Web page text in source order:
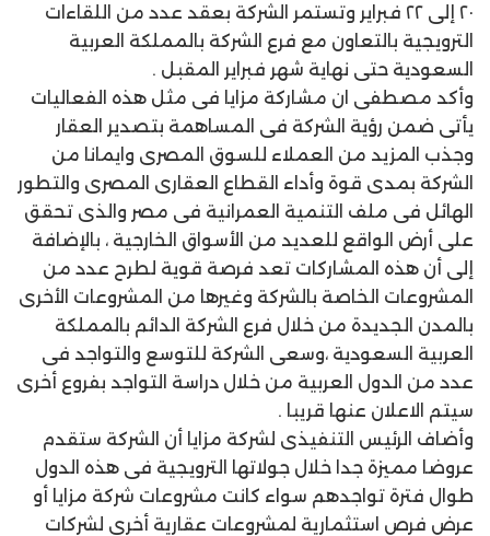
٢٠ إلى ٢٢ فبراير وتستمر الشركة بعقد عدد من اللقاءات
الترويجية بالتعاون مع فرع الشركة بالمملكة العربية
السعودية حتى نهاية شهر فبراير المقبل .
وأكد مصطفى ان مشاركة مزايا فى مثل هذه الفعاليات
يأتى ضمن رؤية الشركة فى المساهمة بتصدير العقار
وجذب المزيد من العملاء للسوق المصرى وايمانا من
الشركة بمدى قوة وأداء القطاع العقارى المصرى والتطور
الهائل فى ملف التنمية العمرانية فى مصر والذى تحقق
على أرض الواقع للعديد من الأسواق الخارجية ، بالإضافة
إلى أن هذه المشاركات تعد فرصة قوية لطرح عدد من
المشروعات الخاصة بالشركة وغيرها من المشروعات الأخرى
بالمدن الجديدة من خلال فرع الشركة الدائم بالمملكة
العربية السعودية ،وسعى الشركة للتوسع والتواجد فى
عدد من الدول العربية من خلال دراسة التواجد بفروع أخرى
سيتم الاعلان عنها قريبا .
وأضاف الرئيس التنفيذى لشركة مزايا أن الشركة ستقدم
عروضا مميزة جدا خلال جولاتها الترويجية فى هذه الدول
طوال فترة تواجدهم سواء كانت مشروعات شركة مزايا أو
عرض فرص استثمارية لمشروعات عقارية أخرى لشركات